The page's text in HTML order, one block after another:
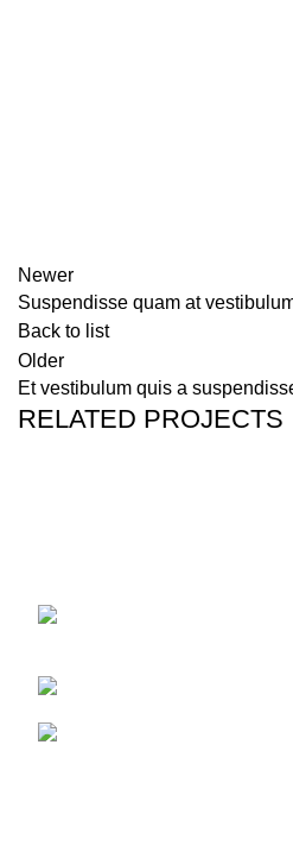
Newer
Suspendisse quam at
Back to list
Older
Et vestibulum quis a
RELATED PROJECTS